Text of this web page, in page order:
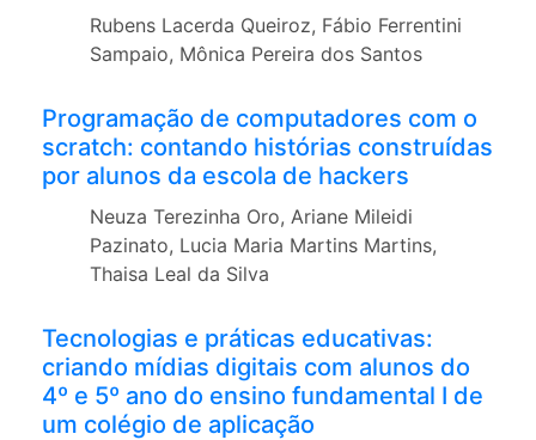
Rubens Lacerda Queiroz, Fábio Ferrentini
Sampaio, Mônica Pereira dos Santos
Programação de computadores com o
scratch: contando histórias construídas
por alunos da escola de hackers
Neuza Terezinha Oro, Ariane Mileidi
Pazinato, Lucia Maria Martins Martins,
Thaisa Leal da Silva
Tecnologias e práticas educativas:
criando mídias digitais com alunos do
4º e 5º ano do ensino fundamental I de
um colégio de aplicação